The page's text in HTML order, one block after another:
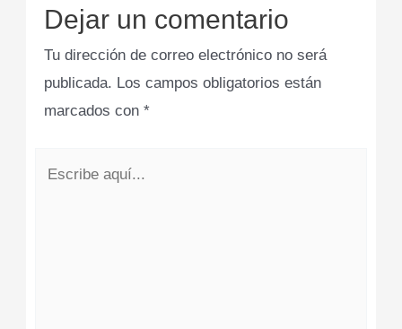
Dejar un comentario
Tu dirección de correo electrónico no será
publicada. Los campos obligatorios están
marcados con*